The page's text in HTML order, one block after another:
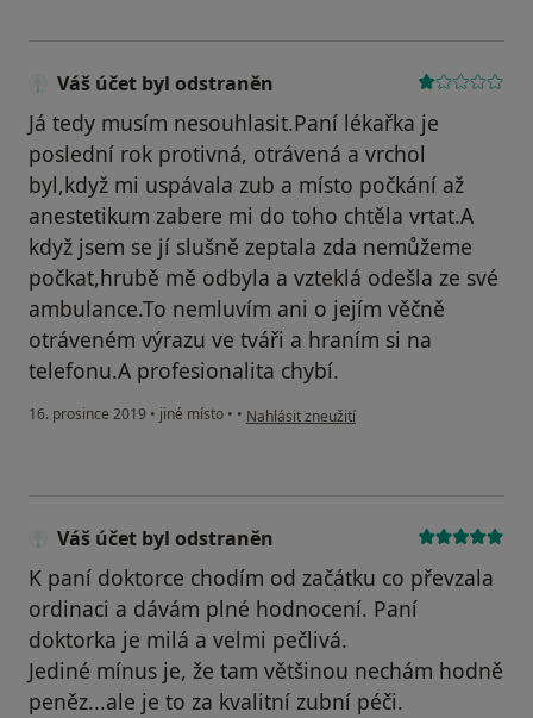
Váš účet byl odstraněn
Já tedy musím nesouhlasit.Paní lékařka je
poslední rok protivná, otrávená a vrchol
byl,když mi uspávala zub a místo počkání až
anestetikum zabere mi do toho chtěla vrtat.A
když jsem se jí slušně zeptala zda nemůžeme
počkat,hrubě mě odbyla a vzteklá odešla ze své
ambulance.To nemluvím ani o jejím věčně
otráveném výrazu ve tváři a hraním si na
telefonu.A profesionalita chybí.
16. prosince 2019 • jiné místo • • podle názoru uživatele Váš účet byl
Nahlásit zneužití
Váš účet byl odstraněn
K paní doktorce chodím od začátku co převzala
ordinaci a dávám plné hodnocení. Paní
doktorka je milá a velmi pečlivá.
Jediné mínus je, že tam většinou nechám hodně
peněz...ale je to za kvalitní zubní péči.